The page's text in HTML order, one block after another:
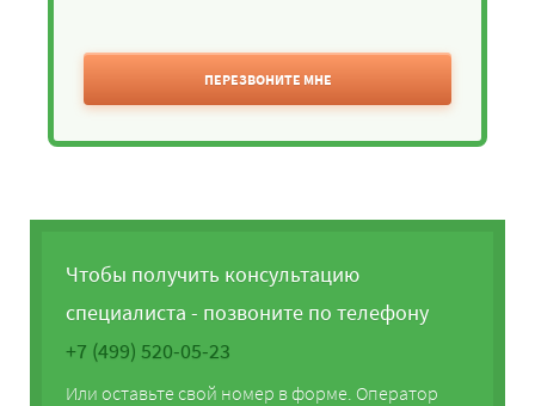
ПЕРЕЗВОНИТЕ МНЕ
Чтобы получить консультацию
специалиста - позвоните по телефону
+7 (499) 520-05-23
Или оставьте свой номер в форме. Оператор